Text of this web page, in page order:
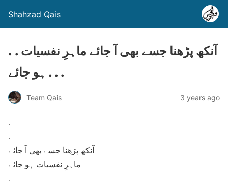
Shahzad Qais
. . آنکھ پڑھنا جسے بھی آ جائے ماہرِ نفسیات
ہو جائے . . .
Team Qais 3 years ago
.
.
آنکھ پڑھنا جسے بھی آ جائے
ماہرِ نفسیات ہو جائے
.